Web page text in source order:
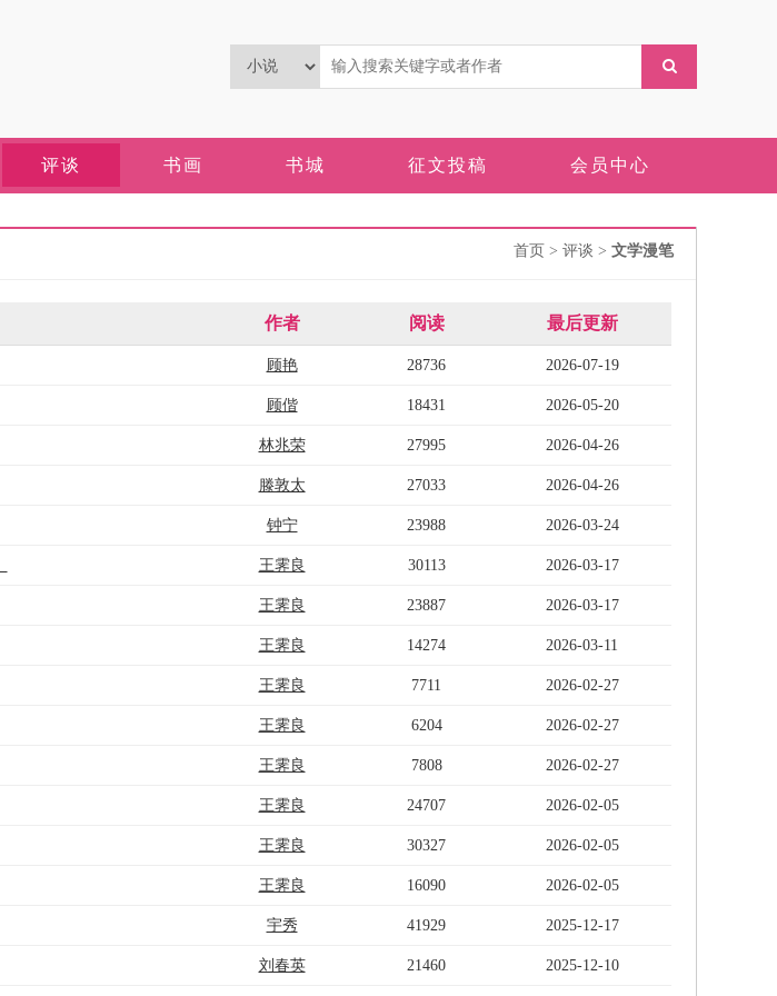
评谈 书画 书城 征文投稿 会员中心
首页 > 评谈 > 文学漫笔
作者 阅读 最后更新
顾艳 28736 2026-07-19
顾偕 18431 2026-05-20
林兆荣 27995 2026-04-26
滕敦太 27033 2026-04-26
钟宁 23988 2026-03-24
王霁良 30113 2026-03-17
王霁良 23887 2026-03-17
王霁良 14274 2026-03-11
王霁良 7711 2026-02-27
王霁良 6204 2026-02-27
王霁良 7808 2026-02-27
王霁良 24707 2026-02-05
王霁良 30327 2026-02-05
王霁良 16090 2026-02-05
宇秀 41929 2025-12-17
刘春英 21460 2025-12-10